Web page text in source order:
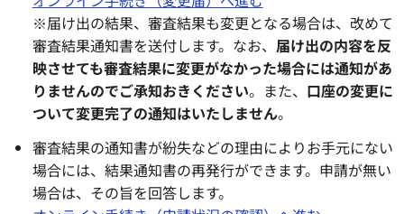
※届け出の結果、審査結果も変更となる場合は、改めて
審査結果通知書を送付します。なお、 届け出の内容を反
映させても審査結果に変更がなかった場合には通知があ
りませんのでご承知おきください。また、 口座の変更に
ついて変更完了の通知はいたしません。
審査結果の通知書が紛失などの理由によりお手元にない
場合には、結果通知書の再発行ができます。申請が無い
場合は、その旨を回答します。